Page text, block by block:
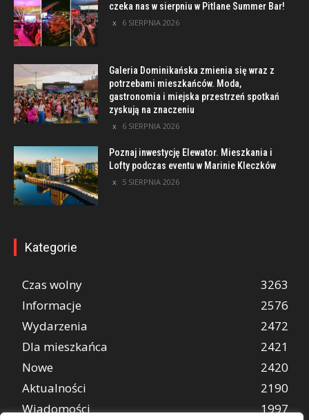
czeka nas w sierpniu w Pitlane Summer Bar!
6 SIERPNIA 2026
Galeria Dominikańska zmienia się wraz z
potrzebami mieszkańców. Moda,
gastronomia i miejska przestrzeń spotkań
zyskują na znaczeniu
6 SIERPNIA 2026
Poznaj inwestycję Elewator. Mieszkania i
Lofty podczas eventu w Marinie Kleczków
5 SIERPNIA 2026
Kategorie
Czas wolny
3263
Informacje
2576
Wydarzenia
2472
Dla mieszkańca
2421
Nowe
2420
Aktualności
2190
Wiadomości
1997